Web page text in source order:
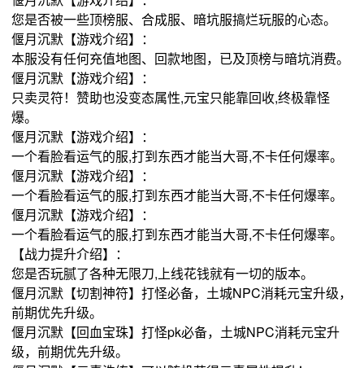
您是否被一些顶榜服、合成服、暗坑服搞烂玩服的心态。
偃月沉默【游戏介绍】：
本服没有任何充值地图、回款地图，已及顶榜与暗坑消费。
偃月沉默【游戏介绍】：
只卖灵符！赞助也没变态属性,元宝只能靠回收,终极靠怪
爆。
偃月沉默【游戏介绍】：
一个看脸看运气的服,打到东西才能当大哥,不卡任何爆率。
偃月沉默【游戏介绍】：
一个看脸看运气的服,打到东西才能当大哥,不卡任何爆率。
偃月沉默【游戏介绍】：
一个看脸看运气的服,打到东西才能当大哥,不卡任何爆率。
【战力提升介绍】：
您是否玩腻了各种无限刀,上线花钱就有一切的版本。
偃月沉默【切割神符】打怪必备，土城NPC消耗元宝升级，
前期优先升级。
偃月沉默【回血宝珠】打怪pk必备，土城NPC消耗元宝升
级，前期优先升级。